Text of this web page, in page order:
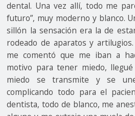
dental. Una vez allí, todo me
futuro”, muy moderno y blanco.
sillón la sensación era la de
rodeado de aparatos y
me comentó que me iban a
motivo para tener miedo,
miedo se transmite y se
complicando todo para el
dentista, todo de blanco, me